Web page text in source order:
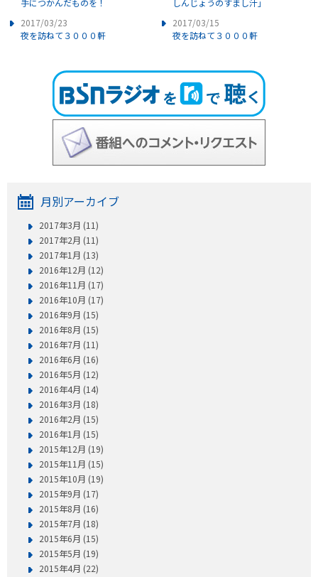
手につかんだものを！
2017/03/23
夜を訪ねて３０００軒
しんじょうのすまし汁」
2017/03/15
夜を訪ねて３０００軒
月別アーカイブ
2017年3月 (11)
2017年2月 (11)
2017年1月 (13)
2016年12月 (12)
2016年11月 (17)
2016年10月 (17)
2016年9月 (15)
2016年8月 (15)
2016年7月 (11)
2016年6月 (16)
2016年5月 (12)
2016年4月 (14)
2016年3月 (18)
2016年2月 (15)
2016年1月 (15)
2015年12月 (19)
2015年11月 (15)
2015年10月 (19)
2015年9月 (17)
2015年8月 (16)
2015年7月 (18)
2015年6月 (15)
2015年5月 (19)
2015年4月 (22)